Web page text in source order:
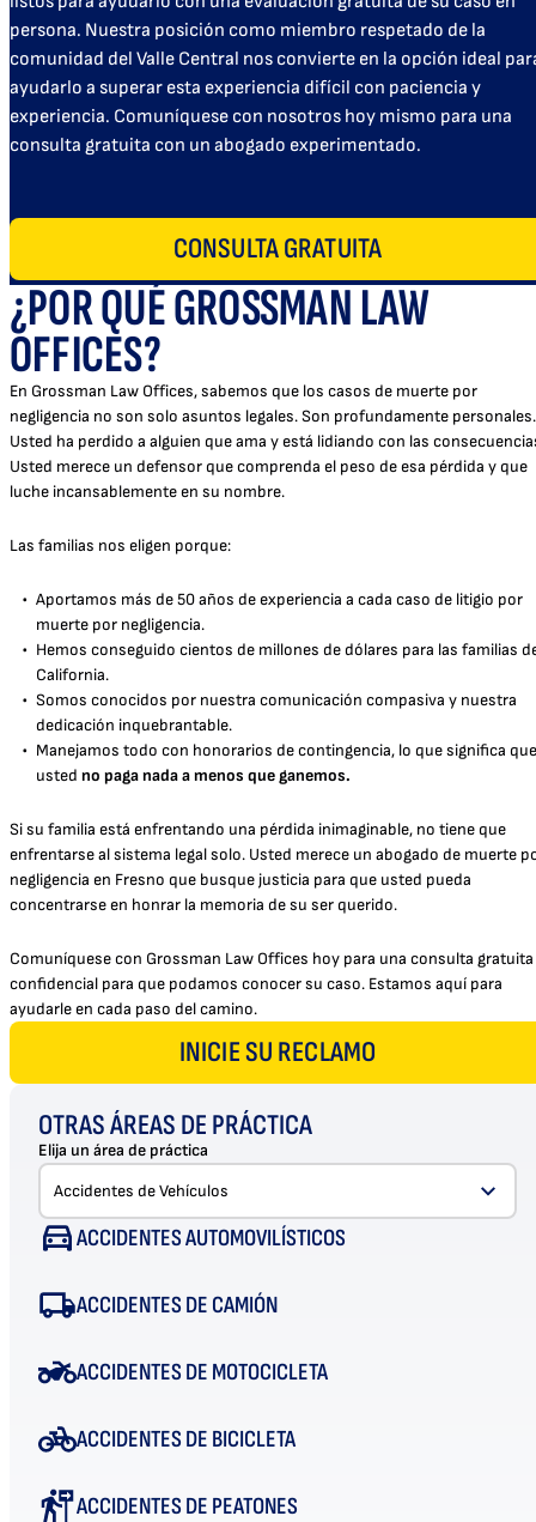
persona. Nuestra posición como miembro respetado de la
comunidad del Valle Central nos convierte en la opción ideal
ayudarlo a superar esta experiencia difícil con paciencia y
experiencia. Comuníquese con nosotros hoy mismo para una
consulta gratuita con un abogado experimentado.
CONSULTA GRATUITA
¿POR QUÉ GROSSMAN LAW
OFFICES?
En Grossman Law Offices, sabemos que los casos de muerte por
negligencia no son solo asuntos legales. Son profundamente personales.
Usted ha perdido a alguien que ama y está lidiando con las
Usted merece un defensor que comprenda el peso de esa pérdida y que
luche incansablemente en su nombre.
Las familias nos eligen porque:
Aportamos más de 50 años de experiencia a cada caso de litigio por
muerte por negligencia.
Hemos conseguido cientos de millones de dólares para las familias
California.
Somos conocidos por nuestra comunicación compasiva y nuestra
dedicación inquebrantable.
Manejamos todo con honorarios de contingencia, lo que significa
ustedno paga nada a menos que ganemos.
Si su familia está enfrentando una pérdida inimaginable, no tiene que
enfrentarse al sistema legal solo. Usted merece un abogado de muerte
negligencia en Fresno que busque justicia para que usted pueda
concentrarse en honrar la memoria de su ser querido.
Comuníquese con Grossman Law Offices hoy para una consulta
confidencial para que podamos conocer su caso. Estamos aquí para
ayudarle en cada paso del camino.
INICIE SU RECLAMO
OTRAS ÁREAS DE PRÁCTICA
Elija un área de práctica
ACCIDENTES AUTOMOVILÍSTICOS
ACCIDENTES DE CAMIÓN
ACCIDENTES DE MOTOCICLETA
ACCIDENTES DE BICICLETA
ACCIDENTES DE PEATONES